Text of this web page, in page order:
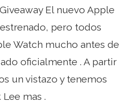
El nuevo Apple
pero todos
Watch mucho antes de
oficialmente . A partir
un vistazo y tenemos
Lee mas .